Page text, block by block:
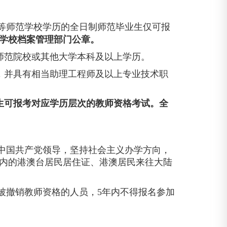
师范学校学历的全日制师范毕业生仅可报
校档案管理部门公章。
院校或其他大学本科及以上学历。
具有相当助理工程师及以上专业技术职
报考对应学历层次的教师资格考试。全
共产党领导，坚持社会主义办学方向，
的港澳台居民居住证、港澳居民来往大陆
销教师资格的人员， 5年内不得报名参加